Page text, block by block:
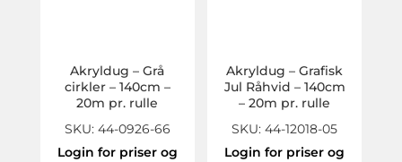
Akryldug – Grå
cirkler – 140cm –
20m pr. rulle
SKU: 44-0926-66
Login for priser og
Akryldug – Grafisk
Jul Råhvid – 140cm
– 20m pr. rulle
SKU: 44-12018-05
Login for priser og